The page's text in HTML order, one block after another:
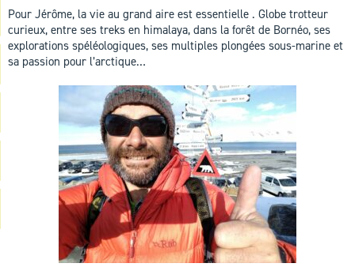
Pour Jérôme, la vie au grand aire est essentielle . Globe trotteur
curieux, entre ses treks en himalaya, dans la forêt de Bornéo, ses
explorations spéléologiques, ses multiples plongées sous-marine et
sa passion pour l’arctique…